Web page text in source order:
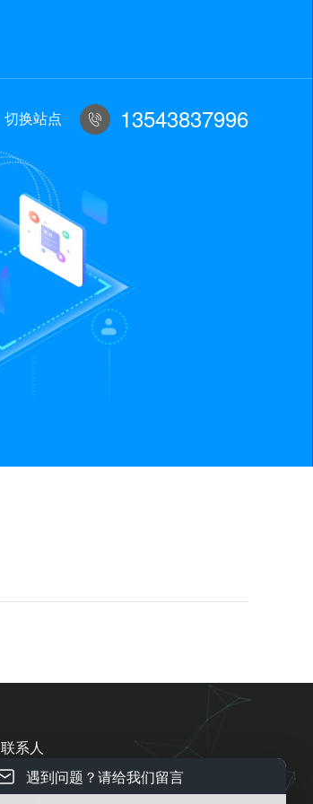
切换站点  13543837996
联系人
 电话 ： 13543837996
遇到问题？请给我们留言